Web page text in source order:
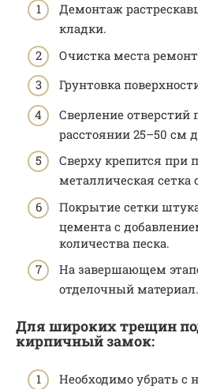
Демонтаж
кладки.
Очистка места
Грунтовка
Сверление отверстий
расстоянии 25–50 см
Сверху крепится
металлическая сетка
Покрытие сетки
цемента с
количества песка.
На завершающем
отделочный материал.
Для широких трещин
кирпичный замок:
Необходимо убрать с